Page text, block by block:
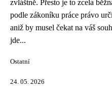
zvláštně. Přesto je to zcela
podle zákoníku práce právo
aniž by musel čekat na váš
jde...
Ostatní
24. 05. 2026